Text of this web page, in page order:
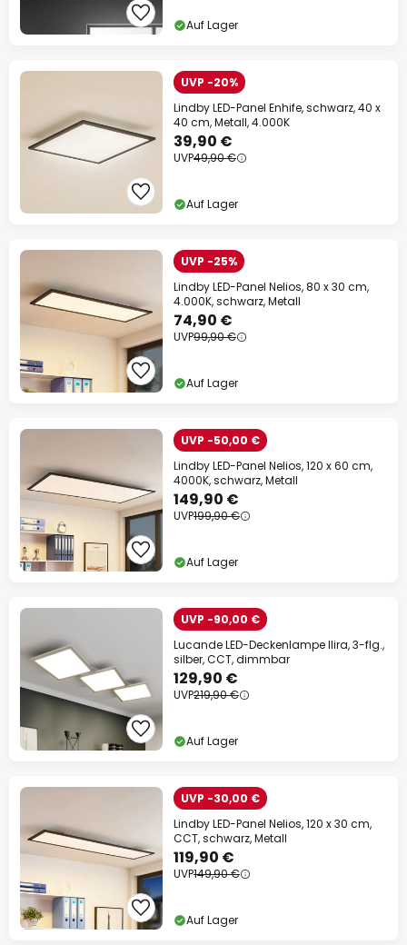
Auf Lager
UVP -20%
Lindby LED-Panel Enhife, schwarz, 40 x
40 cm, Metall, 4.000K
39,90 €
UVP49,90 €
Auf Lager
UVP -25%
Lindby LED-Panel Nelios, 80 x 30 cm,
4.000K, schwarz, Metall
74,90 €
UVP99,90 €
Auf Lager
UVP -50,00 €
Lindby LED-Panel Nelios, 120 x 60 cm,
4000K, schwarz, Metall
149,90 €
UVP199,90 €
Auf Lager
UVP -90,00 €
Lucande LED-Deckenlampe Ilira, 3-flg.,
silber, CCT, dimmbar
129,90 €
UVP219,90 €
Auf Lager
UVP -30,00 €
Lindby LED-Panel Nelios, 120 x 30 cm,
CCT, schwarz, Metall
119,90 €
UVP149,90 €
Auf Lager